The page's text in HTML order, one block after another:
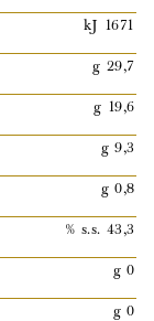
kJ 1671
g 29,7
g 19,6
g 9,3
g 0,8
% s.s. 43,3
g 0
g 0